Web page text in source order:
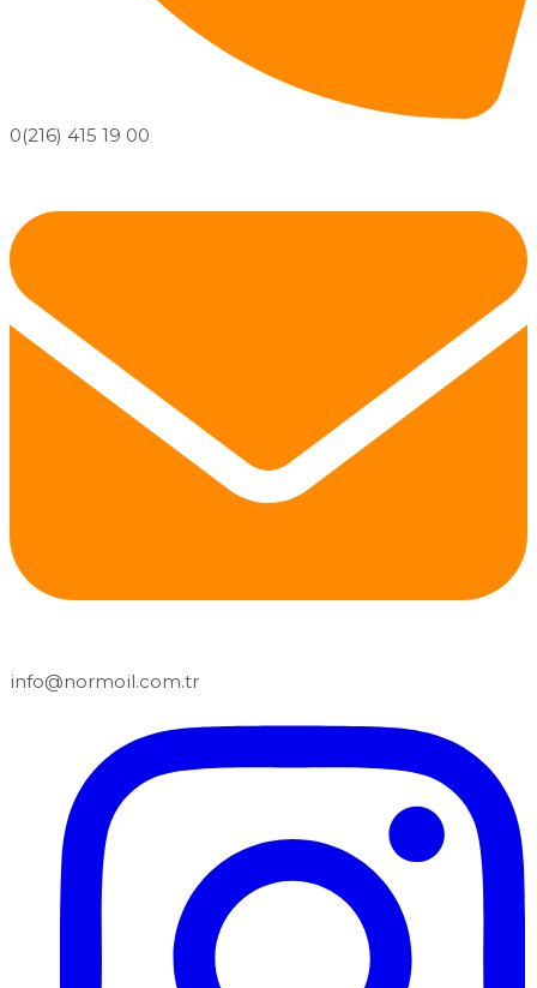
0(216) 415 19 00
info@normoil.com.tr